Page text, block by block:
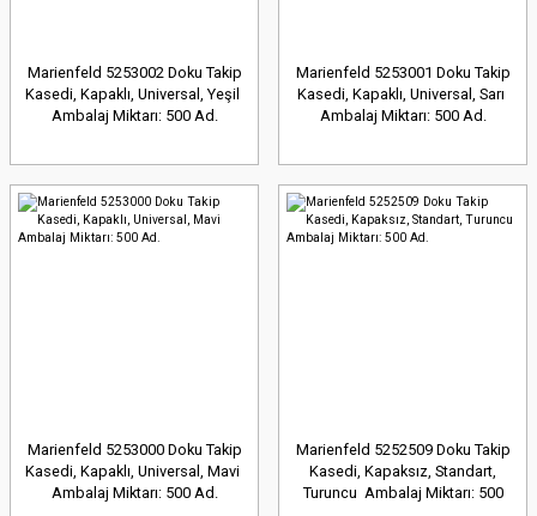
Marienfeld 5253002 Doku Takip
Kasedi, Kapaklı, Universal, Yeşil
Ambalaj Miktarı: 500 Ad.
Marienfeld 5253001 Doku Takip
Kasedi, Kapaklı, Universal, Sarı
Ambalaj Miktarı: 500 Ad.
Marienfeld 5253000 Doku Takip
Kasedi, Kapaklı, Universal, Mavi
Ambalaj Miktarı: 500 Ad.
Marienfeld 5252509 Doku Takip
Kasedi, Kapaksız, Standart,
Turuncu Ambalaj Miktarı: 500